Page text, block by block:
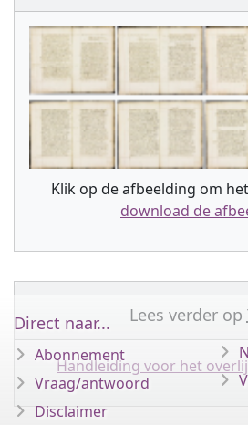
Klik op de afbeelding om
download de
Lees verder op
Handleiding voor het
Direct naar...
Abonnement
Vraag/antwoord
Disclaimer